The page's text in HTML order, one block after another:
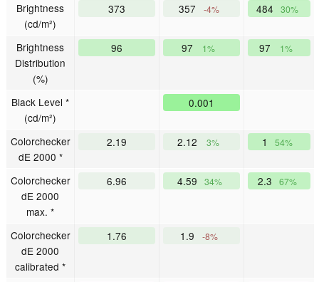
Brightness
(cd/m²)
373 357 -4% 484 30%
Brightness
Distribution
(%)
96 97 1% 97 1%
Black Level *
(cd/m²)
0.001
Colorchecker
dE 2000 *
2.19 2.12 3% 1 54%
Colorchecker
dE 2000
max. *
6.96 4.59 34% 2.3 67%
Colorchecker
dE 2000
calibrated *
1.76 1.9 -8%